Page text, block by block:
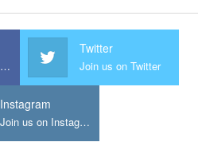
Join us on Facebook
Twitter
Join us on Twitter
Instagram
Join us on Instagram